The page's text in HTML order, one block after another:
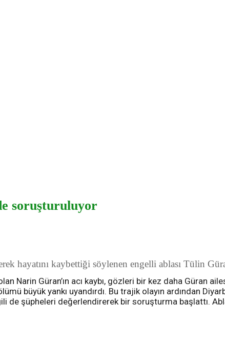
soruşturuluyor
hayatını kaybettiği söylenen engelli ablası Tülin
Narin Güran’ın acı kaybı, gözleri bir kez daha Güran
büyük yankı uyandırdı. Bu trajik olayın ardından
de şüpheleri değerlendirerek bir soruşturma başlattı.